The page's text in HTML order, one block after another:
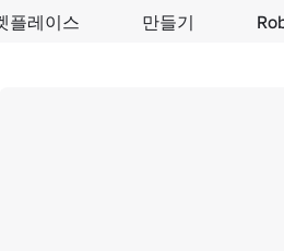
플레이스 만들기